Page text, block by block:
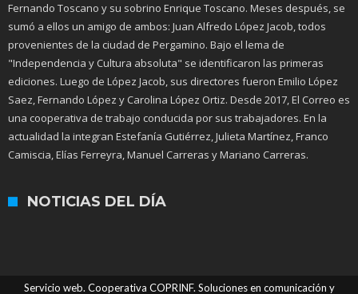
Fernando Toscano y su sobrino Enrique Toscano. Meses después, se
sumó a ellos un amigo de ambos: Juan Alfredo López Jacob, todos
provenientes de la ciudad de Pergamino. Bajo el lema de
"Independencia y Cultura absoluta" se identificaron las primeras
ediciones. Luego de López Jacob, sus directores fueron Emilio López
Saez, Fernando López y Carolina López Ortiz. Desde 2017, El Correo es
una cooperativa de trabajo conducida por sus trabajadores. En la
actualidad la integran Estefanía Gutiérrez, Julieta Martínez, Franco
Camiscia, Elías Ferreyra, Manuel Carreras y Mariano Carreras.
NOTICIAS DEL DÍA
Servicio web. Cooperativa COPRINF. Soluciones en comunicación y